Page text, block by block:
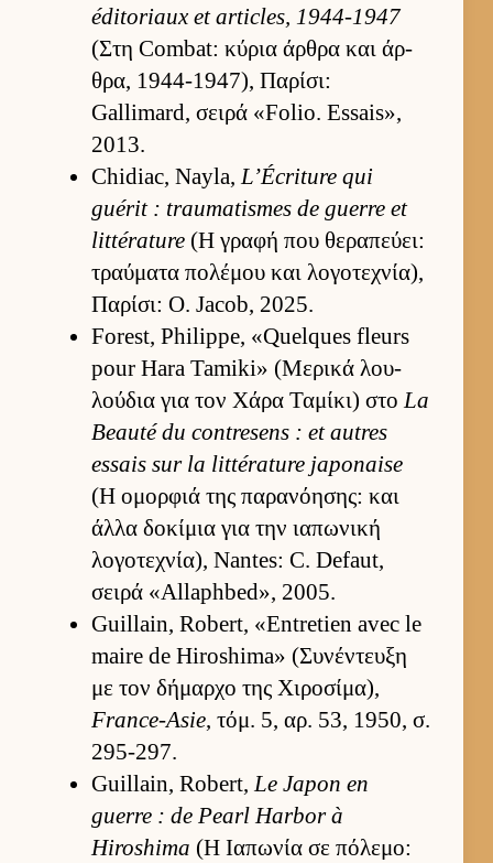
éditoriaux et articles, 1944-1947
(Στη Combat: κύρια άρ­θρα και άρ­
θρα, 1944-1947), Παρίσι:
Gallimard, σειρά «Folio. Essais»,
2013.
Chidiac, Nayla,L’Écriture qui
guérit : traumatismes de guerre et
littérature(Η γραφή που θεραπεύ­ει:
τραύ­ματα πολέμου και λογοτεχνία),
Παρίσι: O. Jacob, 2025.
Forest, Philippe, «Quelques fleurs
pour Hara Tamiki» (Μερικά λου­
λού­δια για τον Χάρα Ταμίκι) στοLa
Beauté du contresens : et autres
essais sur la littérature japonaise
(Η ομορ­φιά της παρανόη­σης: και
άλλα δοκίμια για την ια­πωνική
λογοτεχνία), Nantes: C. Defaut,
σειρά «Allaphbed», 2005.
Guillain, Robert, «Entretien avec le
maire de Hiroshima» (Συνέντευξη
με τον δήμαρχο της Χιροσίμα),
France-Asie, τόμ. 5, αρ. 53, 1950, σ.
295-297.
Guillain, Robert,Le Japon en
guerre : de Pearl Harbor à
Hiroshima (Η Ια­πωνία σε πόλεμο: